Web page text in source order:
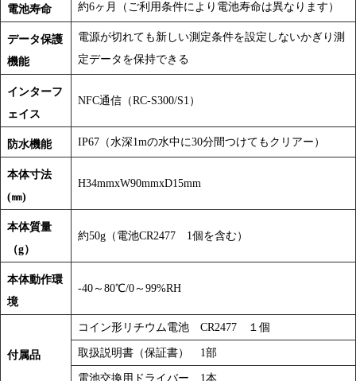
電池寿命 約6ヶ月（ご利用条件により電池寿命は異なります）
データ保護
機能
電源が切れても新しい測定条件を設定しないかぎり測
定データを保持できる
インターフ
ェイス
NFC通信（RC-S300/S1）
防水機能 IP67（水深1mの水中に30分間つけてもクリアー）
本体寸法
(㎜)
H34mmxW90mmxD15mm
本体質量
（g）
約50g（電池CR2477 1個を含む）
本体動作環
境
-40～80℃/0～99%RH
付属品
コイン形リチウム電池 CR2477 １個
取扱説明書（保証書） 1部
電池交換用ドライバー 1本